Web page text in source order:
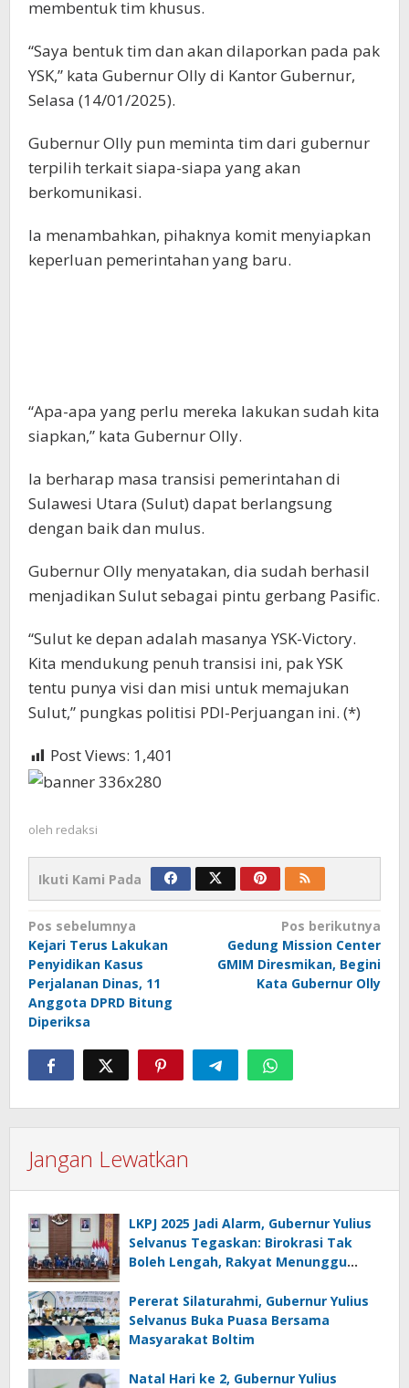
membentuk tim khusus.
“Saya bentuk tim dan akan dilaporkan pada pak
YSK,” kata Gubernur Olly di Kantor Gubernur,
Selasa (14/01/2025).
Gubernur Olly pun meminta tim dari gubernur
terpilih terkait siapa-siapa yang akan
berkomunikasi.
Ia menambahkan, pihaknya komit menyiapkan
keperluan pemerintahan yang baru.
“Apa-apa yang perlu mereka lakukan sudah kita
siapkan,” kata Gubernur Olly.
Ia berharap masa transisi pemerintahan di
Sulawesi Utara (Sulut) dapat berlangsung
dengan baik dan mulus.
Gubernur Olly menyatakan, dia sudah berhasil
menjadikan Sulut sebagai pintu gerbang Pasific.
“Sulut ke depan adalah masanya YSK-Victory.
Kita mendukung penuh transisi ini, pak YSK
tentu punya visi dan misi untuk memajukan
Sulut,” pungkas politisi PDI-Perjuangan ini. (*)
Post Views: 1,401
oleh redaksi
Ikuti Kami Pada
Navigasi
pos
Pos sebelumnya
Kejari Terus Lakukan
Penyidikan Kasus
Perjalanan Dinas, 11
Anggota DPRD Bitung
Diperiksa
Pos berikutnya
Gedung Mission Center
GMIM Diresmikan, Begini
Kata Gubernur Olly
Jangan Lewatkan
LKPJ 2025 Jadi Alarm, Gubernur Yulius
Selvanus Tegaskan: Birokrasi Tak
Boleh Lengah, Rakyat Menunggu
Pererat Silaturahmi, Gubernur Yulius
Selvanus Buka Puasa Bersama
Masyarakat Boltim
Natal Hari ke 2, Gubernur Yulius